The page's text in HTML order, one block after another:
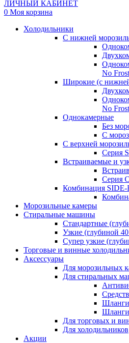
ЛИЧНЫЙ КАБИНЕТ
0 Моя корзина
Холодильники
С нижней
No Frost
Широкие (с
No Frost
Однокамерные
Без
С
С верхней
Серия
Встраиваемые и
Серия
Комбинация SIDE-
Морозильные камеры
Стиральные машины
Стандартные
Узкие (глубиной
Супер узкие
Торговые и винные
Аксессуары
Для морозильных
Для стиральных
Для торговых и
Для холодильников
Акции